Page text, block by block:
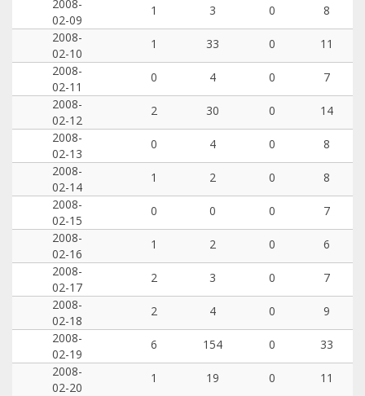
2008-
02-09
1 3 0
8
2008-
02-10
1 33 0
11
2008-
02-11
0 4 0
7
2008-
02-12
2 30 0
14
2008-
02-13
0 4 0
8
2008-
02-14
1 2 0
8
2008-
02-15
0 0 0
7
2008-
02-16
1 2 0
6
2008-
02-17
2 3 0
7
2008-
02-18
2 4 0
9
2008-
02-19
6 154 0
33
2008-
02-20
1 19 0
11